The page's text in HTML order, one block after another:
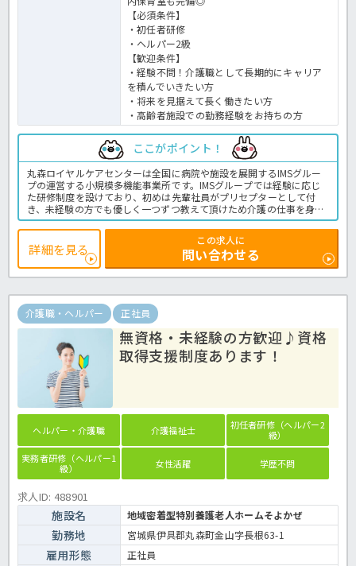
【必須条件】
・初任者研修
・ヘルパー2級
【歓迎条件】
・経験不問！介護職として長期的にキャリア
を積んでいきたい方
・将来を見据えて長く働きたい方
・高齢者施設での勤務経験をお持ちの方
ここがポイント！
丸森ロイヤルケアセンターは全国に病院や施設を展開するIMSグルー
プの運営する小規模多機能事業所です。IMSグループでは経験に応じ
た研修制度を設けており、初めは先輩社員がプリセプターとして付
き、未経験の方でも優しく一つずつ教えて頂けため介護の仕事を身に
着けることが出来た！と良い評判を頂いております◎その先のキャリ
ア開発のための資格取得支援制度や資格手当が充実しているため成長
しながら長く働ける環境があります♪気になる方はほっ介護までお問
い合わせください。小多機での介護業務全般です。
＜介護職 正職員 小多機の求人＞
詳細を見る
この求人に
問い合わせる
介護職・ヘルパー 正社員
無資格・未経験の方歓迎♪資格
取得支援制度あります！
ヘルパー・介護職 介護福祉士
初任者研修（ヘルパー2
級）
実務者研修（ヘルパー1
級）
女性活躍 学歴不問
求人ID: 488901
施設名 地域密着型特別養護老人ホームそよかぜ
勤務地 宮城県伊具郡丸森町金山字長根63-1
雇用形態 正社員